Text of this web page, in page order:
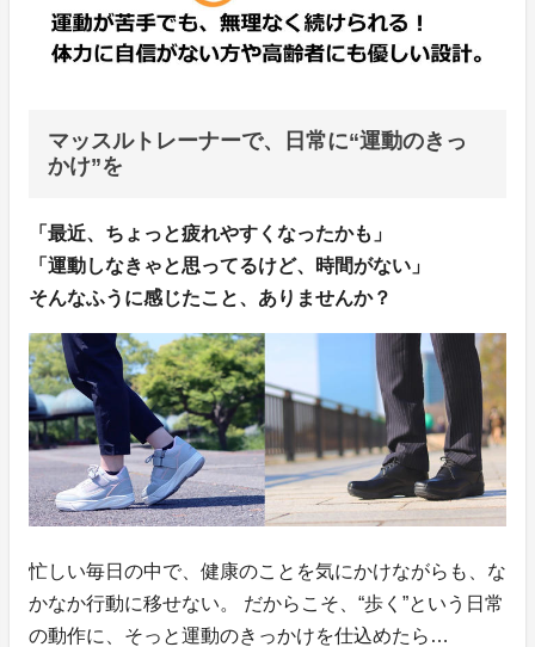
マッスルトレーナーで、日常に“運動のきっ
かけ”を
「最近、ちょっと疲れやすくなったかも」
「運動しなきゃと思ってるけど、時間がない」
そんなふうに感じたこと、ありませんか？
忙しい毎日の中で、健康のことを気にかけながらも、な
かなか行動に移せない。 だからこそ、“歩く”という日常
の動作に、そっと運動のきっかけを仕込めたら…